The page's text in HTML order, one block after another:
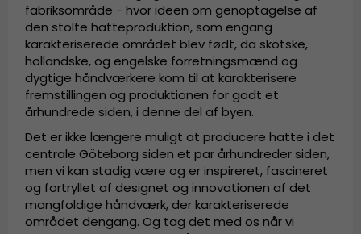
fabriksområde - hvor ideen om genoptagelse af
den stolte hatteproduktion, som engang
karakteriserede området blev født, da skotske,
hollandske, og engelske forretningsmænd og
dygtige håndværkere kom til at karakterisere
fremstillingen og produktionen for godt et
århundrede siden, i denne del af byen.
Det er ikke længere muligt at producere hatte i det
centrale Göteborg siden et par århundreder siden,
men vi kan stadig være og er inspireret, fascineret
og fortryllet af designet og innovationen af det
mangfoldige håndværk, der karakteriserede
området dengang. Og tag det med os når vi